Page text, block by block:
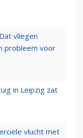
vliegen
probleem voor
in Leipzig zat
vlucht met